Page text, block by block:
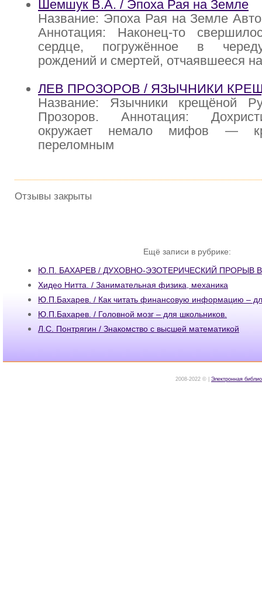
Шемшук В.А. / Эпоха Рая на Земле
Название: Эпоха Рая на Земле
Аннотация: Наконец-то
сердце, погружённое в
рождений и смертей, отчаявшееся
ЛЕВ ПРОЗОРОВ / ЯЗЫЧНИКИ
Название: Язычники крещёной
Прозоров. Аннотация:
окружает немало мифов —
переломным
Отзывы закрыты
Ещё записи в рубрике:
Ю.П. БАХАРЕВ / ДУХОВНО-ЭЗОТЕРИЧЕСКИЙ ПРОРЫВ
Хидео Нитта. / Занимательная физика, механика
Ю.П.Бахарев. / Как читать финансовую информацию –
Ю.П.Бахарев. / Головной мозг – для школьников.
Л.С. Понтрягин / Знакомство с высшей математикой
2008-2022 © | Электронная